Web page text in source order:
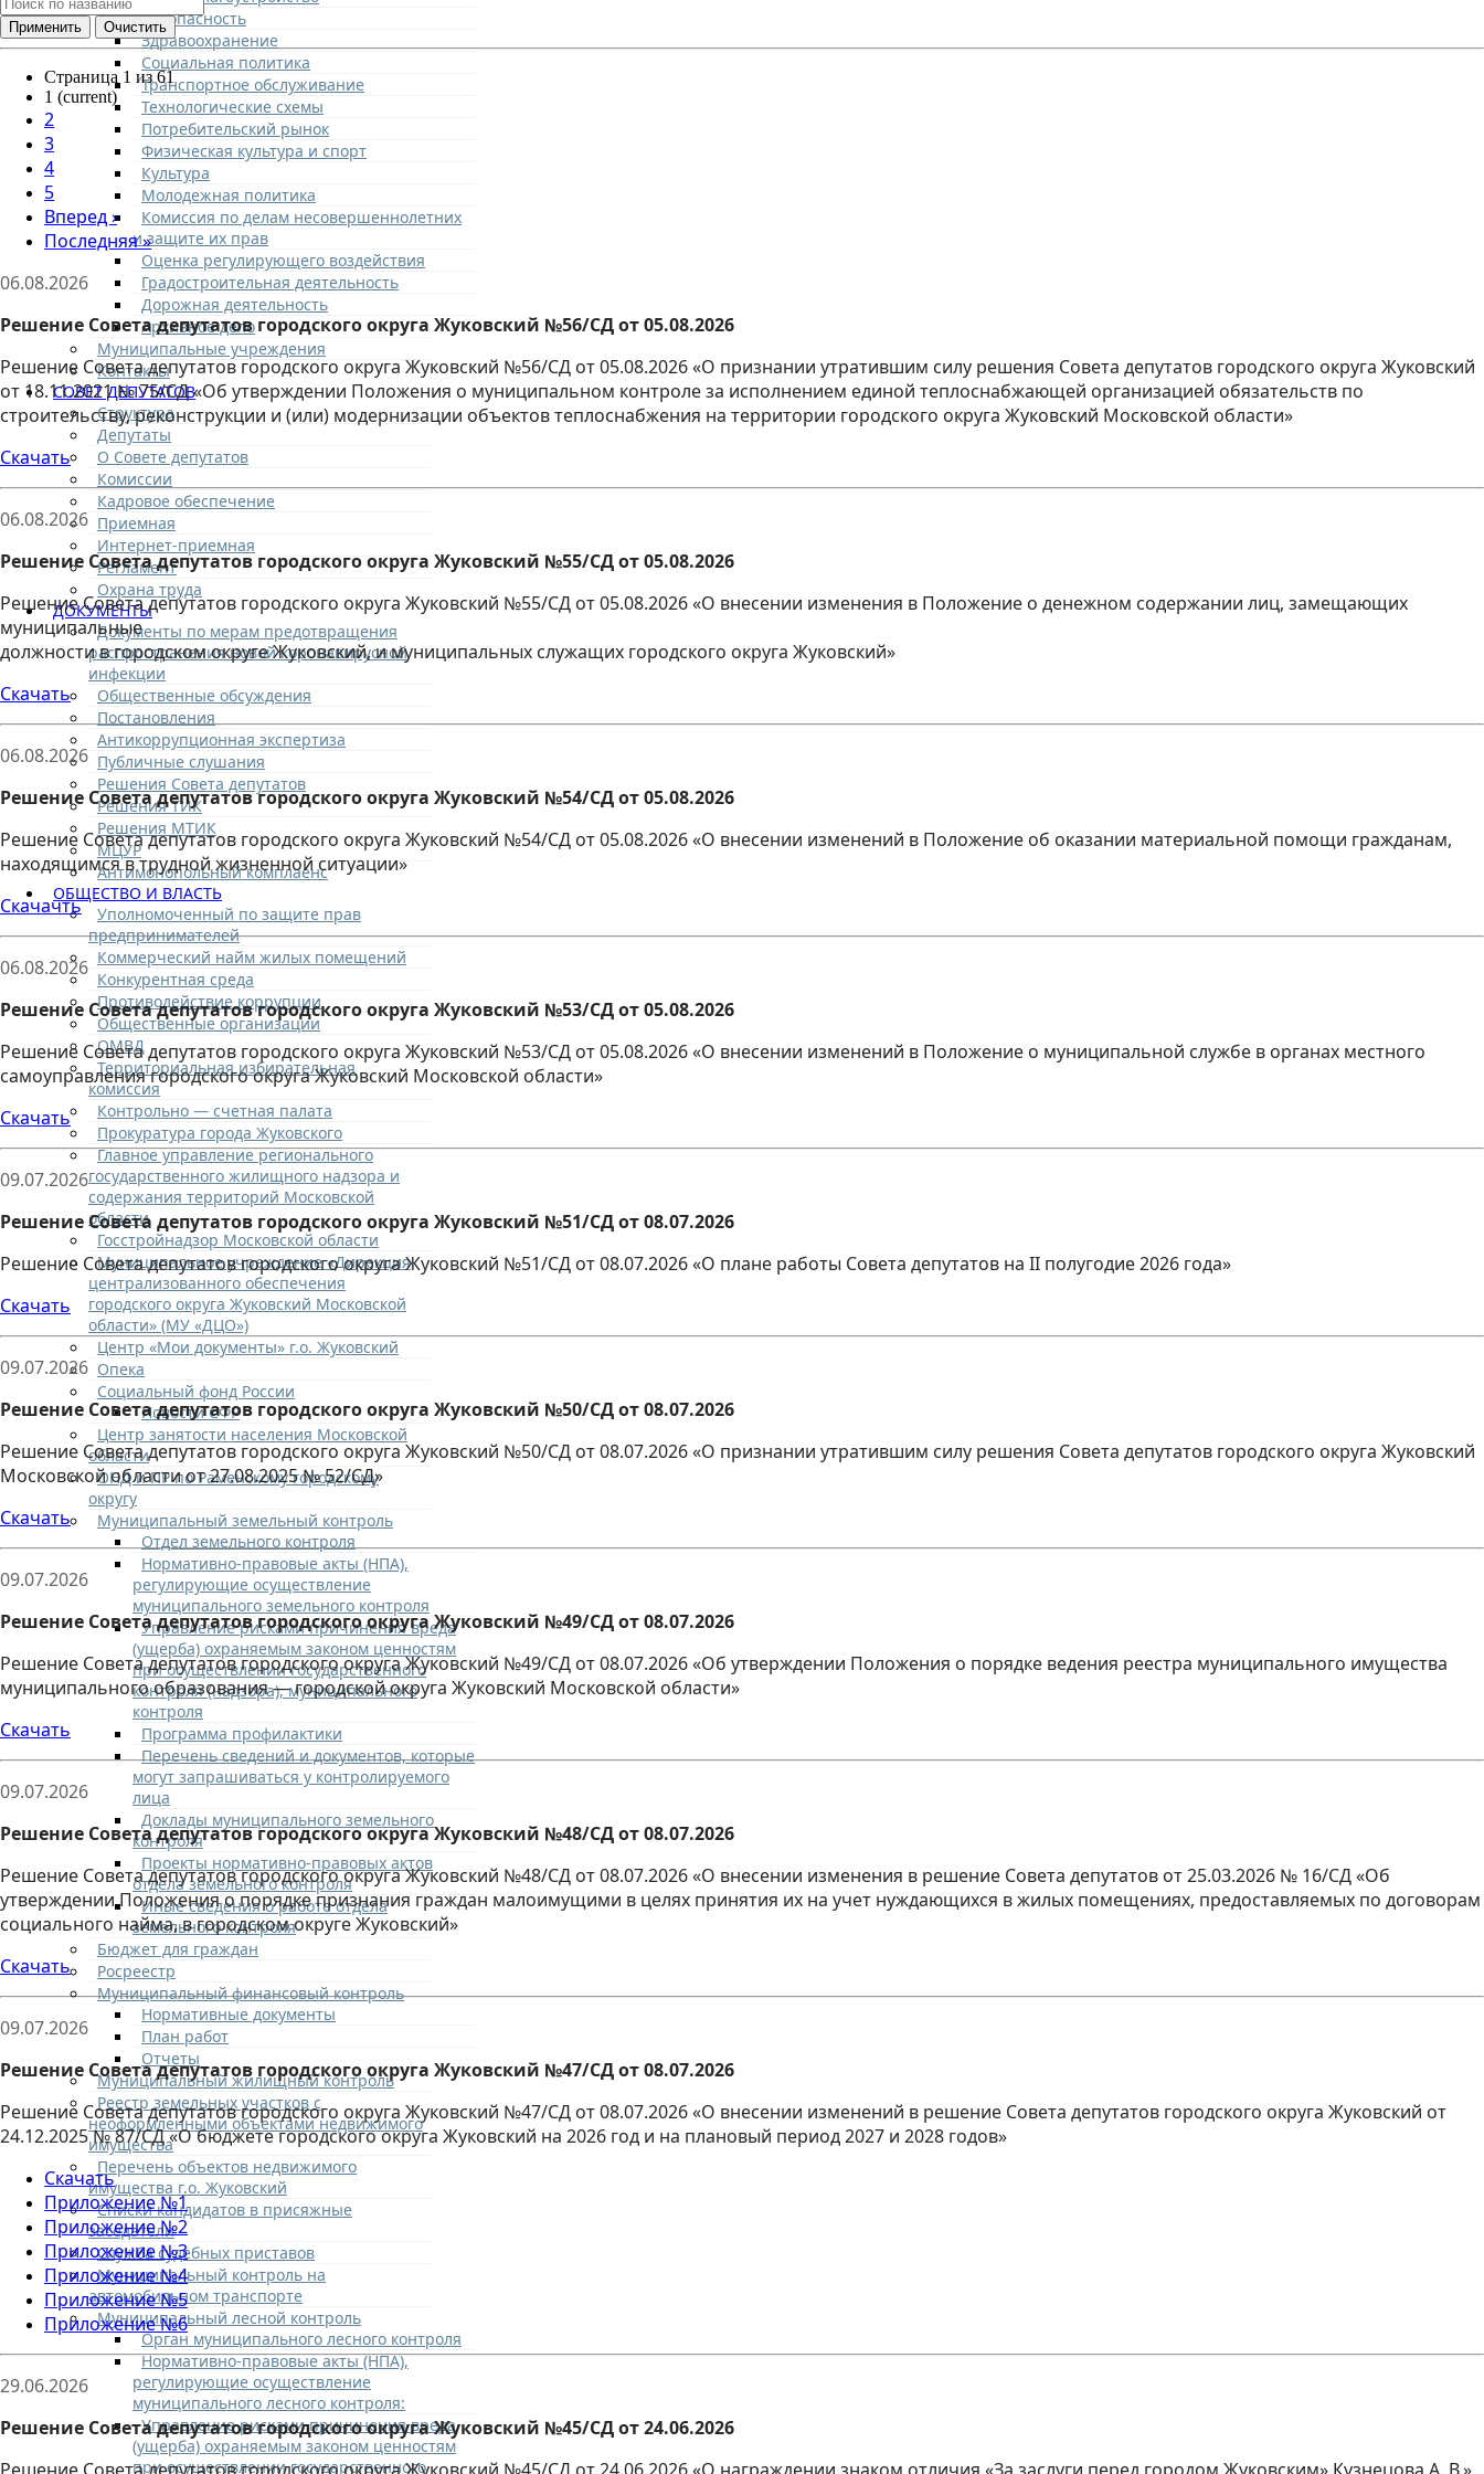
Безопасность
Здравоохранение
Социальная политика
Транспортное обслуживание
Технологические схемы
Потребительский рынок
Физическая культура и спорт
Культура
Молодежная политика
Комиссия по делам несовершеннолетних
и защите их прав
Оценка регулирующего воздействия
Градостроительная деятельность
Дорожная деятельность
Архивное дело
Муниципальные учреждения
Контакты
СОВЕТ ДЕПУТАТОВ
Структура
Депутаты
О Совете депутатов
Комиссии
Кадровое обеспечение
Приемная
Интернет-приемная
Регламент
Охрана труда
ДОКУМЕНТЫ
Документы по мерам предотвращения
распространения новой коронавирусной
инфекции
Общественные обсуждения
Постановления
Антикоррупционная экспертиза
Публичные слушания
Решения Совета депутатов
Решения ТИК
Решения МТИК
МЦУР
Антимонопольный комплаенс
ОБЩЕСТВО И ВЛАСТЬ
Уполномоченный по защите прав
предпринимателей
Коммерческий найм жилых помещений
Конкурентная среда
Противодействие коррупции
Общественные организации
ОМВД
Территориальная избирательная
комиссия
Контрольно — счетная палата
Прокуратура города Жуковского
Главное управление регионального
государственного жилищного надзора и
содержания территорий Московской
области
Госстройнадзор Московской области
Муниципальное учреждение «Дирекция
централизованного обеспечения
городского округа Жуковский Московской
области» (МУ «ДЦО»)
Центр «Мои документы» г.о. Жуковский
Опека
Социальный фонд России
Новости СФР
Центр занятости населения Московской
области
ОНД и ПР по Раменскому городскому
округу
Муниципальный земельный контроль
Отдел земельного контроля
Нормативно-правовые акты (НПА),
регулирующие осуществление
муниципального земельного контроля
Управление рисками причинения вреда
(ущерба) охраняемым законом ценностям
при осуществлении государственного
контроля (надзора), муниципального
контроля
Программа профилактики
Перечень сведений и документов, которые
могут запрашиваться у контролируемого
лица
Доклады муниципального земельного
контроля
Проекты нормативно-правовых актов
отдела земельного контроля
Иные сведения о работе отдела
земельного контроля
Бюджет для граждан
Росреестр
Муниципальный финансовый контроль
Нормативные документы
План работ
Отчеты
Муниципальный жилищный контроль
Реестр земельных участков с
неоформленными объектами недвижимого
имущества
Перечень объектов недвижимого
имущества г.о. Жуковский
Списки кандидатов в присяжные
заседатели
Служба судебных приставов
Муниципальный контроль на
автомобильном транспорте
Муниципальный лесной контроль
Орган муниципального лесного контроля
Нормативно-правовые акты (НПА),
регулирующие осуществление
муниципального лесного контроля:
Управление рисками причинения вреда
(ущерба) охраняемым законом ценностям
при осуществлении государственного
Страница 1 из 61
1 (current)
2
3
4
5
Вперед›
Последняя»
06.08.2026
Решение Совета депутатов городского округа Жуковский №56/СД от 05.08.2026
Решение Совета депутатов городского округа Жуковский №56/СД от 05.08.2026 «О признании утратившим силу решения Совета депутатов городского округа Жуковский
от 18.11.2021 № 75/СД «Об утверждении Положения о муниципальном контроле за исполнением единой теплоснабжающей организацией обязательств по
строительству, реконструкции и (или) модернизации объектов теплоснабжения на территории городского округа Жуковский Московской области»
Скачать
06.08.2026
Решение Совета депутатов городского округа Жуковский №55/СД от 05.08.2026
Решение Совета депутатов городского округа Жуковский №55/СД от 05.08.2026 «О внесении изменения в Положение о денежном содержании лиц, замещающих
муниципальные
должности в городском округе Жуковский, и муниципальных служащих городского округа Жуковский»
Скачать
06.08.2026
Решение Совета депутатов городского округа Жуковский №54/СД от 05.08.2026
Решение Совета депутатов городского округа Жуковский №54/СД от 05.08.2026 «О внесении изменений в Положение об оказании материальной помощи гражданам,
находящимся в трудной жизненной ситуации»
Скачачть
06.08.2026
Решение Совета депутатов городского округа Жуковский №53/СД от 05.08.2026
Решение Совета депутатов городского округа Жуковский №53/СД от 05.08.2026 «О внесении изменений в Положение о муниципальной службе в органах местного
самоуправления городского округа Жуковский Московской области»
Скачать
09.07.2026
Решение Совета депутатов городского округа Жуковский №51/СД от 08.07.2026
Решение Совета депутатов городского округа Жуковский №51/СД от 08.07.2026 «О плане работы Совета депутатов на II полугодие 2026 года»
Скачать
09.07.2026
Решение Совета депутатов городского округа Жуковский №50/СД от 08.07.2026
Решение Совета депутатов городского округа Жуковский №50/СД от 08.07.2026 «О признании утратившим силу решения Совета депутатов городского округа Жуковский
Московской области от 27.08.2025 № 52/СД»
Скачать
09.07.2026
Решение Совета депутатов городского округа Жуковский №49/СД от 08.07.2026
Решение Совета депутатов городского округа Жуковский №49/СД от 08.07.2026 «Об утверждении Положения о порядке ведения реестра муниципального имущества
муниципального образования — городской округа Жуковский Московской области»
Скачать
09.07.2026
Решение Совета депутатов городского округа Жуковский №48/СД от 08.07.2026
Решение Совета депутатов городского округа Жуковский №48/СД от 08.07.2026 «О внесении изменения в решение Совета депутатов от 25.03.2026 № 16/СД «Об
утверждении Положения о порядке признания граждан малоимущими в целях принятия их на учет нуждающихся в жилых помещениях, предоставляемых по договорам
социального найма, в городском округе Жуковский»
Скачать
09.07.2026
Решение Совета депутатов городского округа Жуковский №47/СД от 08.07.2026
Решение Совета депутатов городского округа Жуковский №47/СД от 08.07.2026 «О внесении изменений в решение Совета депутатов городского округа Жуковский от
24.12.2025 № 87/СД «О бюджете городского округа Жуковский на 2026 год и на плановый период 2027 и 2028 годов»
Скачать
Приложение №1
Приложение №2
Приложение №3
Приложение №4
Приложение №5
Приложение №6
29.06.2026
Решение Совета депутатов городского округа Жуковский №45/СД от 24.06.2026